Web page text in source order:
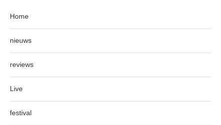
Home
nieuws
reviews
Live
festival